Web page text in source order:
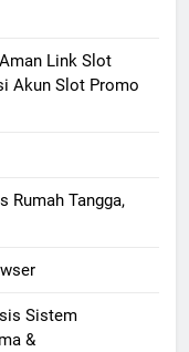
Link Slot
Akun Slot Promo
Rumah Tangga,
Sistem
&